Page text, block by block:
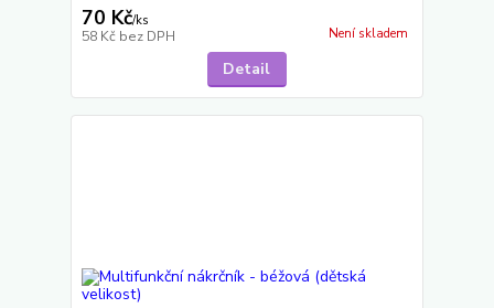
70 Kč/ks
58 Kč bez DPH Není skladem
Detail